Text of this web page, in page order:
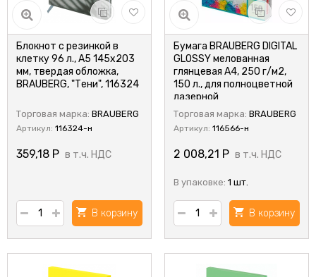
Блокнот с резинкой в
клетку 96 л., А5 145х203
мм, твердая обложка,
BRAUBERG, "Тени", 116324
Торговая марка: BRAUBERG
Артикул: 116324-н
359,18 Р в т.ч. НДС
В корзину
Бумага BRAUBERG DIGITAL
GLOSSY мелованная
глянцевая А4, 250 г/м2,
150 л., для полноцветной
лазерной
Торговая марка: BRAUBERG
Артикул: 116566-н
2 008,21 Р в т.ч. НДС
В упаковке: 1 шт.
В корзину